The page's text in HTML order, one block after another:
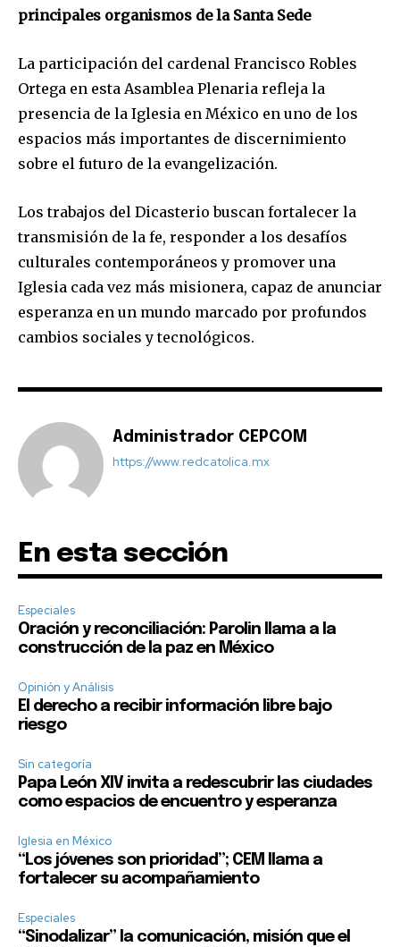
principales organismos de la Santa Sede
La participación del cardenal Francisco Robles
Ortega en esta Asamblea Plenaria refleja la
presencia de la Iglesia en México en uno de los
espacios más importantes de discernimiento
sobre el futuro de la evangelización.
Los trabajos del Dicasterio buscan fortalecer la
transmisión de la fe, responder a los desafíos
culturales contemporáneos y promover una
Iglesia cada vez más misionera, capaz de anunciar
esperanza en un mundo marcado por profundos
cambios sociales y tecnológicos.
Administrador CEPCOM
https://www.redcatolica.mx
En esta sección
Especiales
Oración y reconciliación: Parolin llama a la
construcción de la paz en México
Opinión y Análisis
El derecho a recibir información libre bajo
riesgo
Sin categoría
Papa León XIV invita a redescubrir las ciudades
como espacios de encuentro y esperanza
Iglesia en México
“Los jóvenes son prioridad”; CEM llama a
fortalecer su acompañamiento
Especiales
“Sinodalizar” la comunicación, misión que el